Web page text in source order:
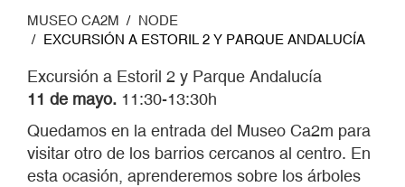
MUSEO CA2M
NODE
EXCURSIÓN A ESTORIL 2 Y PARQUE ANDALUCÍA
Excursión a Estoril 2 y Parque Andalucía
11 de mayo. 11:30-13:30h
Quedamos en la entrada del Museo Ca2m para
visitar otro de los barrios cercanos al centro. En
esta ocasión, aprenderemos sobre los árboles